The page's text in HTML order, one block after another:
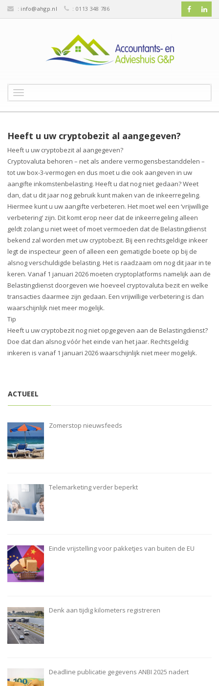
: info@ahgp.nl : 0113 348 786
o
g
n
a
v
i
g
t
i
o
n
Heeft u uw cryptobezit al aangegeven?
Heeft u uw cryptobezit al aangegeven?
Cryptovaluta behoren – net als andere vermogensbestanddelen –
tot uw box-3-vermogen en dus moet u die ook aangeven in uw
aangifte inkomstenbelasting. Heeft u dat nog niet gedaan? Weet
dan, dat u dit jaar nog gebruik kunt maken van de inkeerregeling.
Hiermee kunt u uw aangifte verbeteren. Het moet wel een ‘vrijwillige
verbetering’ zijn. Dit komt erop neer dat de inkeerregeling alleen
geldt zolang u niet weet of moet vermoeden dat de Belastingdienst
bekend zal worden met uw cryptobezit. Bij een rechtsgeldige inkeer
legt de inspecteur geen of alleen een gematigde boete op bij de
alsnog verschuldigde belasting. Het is raadzaam om nog dit jaar in te
keren. Vanaf 1 januari 2026 moeten cryptoplatforms namelijk aan de
Belastingdienst doorgeven wie hoeveel cryptovaluta bezit en welke
transacties daarmee zijn gedaan. Een vrijwillige verbetering is dan
waarschijnlijk niet meer mogelijk.
Tip
Heeft u uw cryptobezit nog niet opgegeven aan de Belastingdienst?
Doe dat dan alsnog vóór het einde van het jaar. Rechtsgeldig
inkeren is vanaf 1 januari 2026 waarschijnlijk niet meer mogelijk.
ACTUEEL
Zomerstop nieuwsfeeds
Telemarketing verder beperkt
Einde vrijstelling voor pakketjes van buiten de EU
Denk aan tijdig kilometers registreren
Deadline publicatie gegevens ANBI 2025 nadert